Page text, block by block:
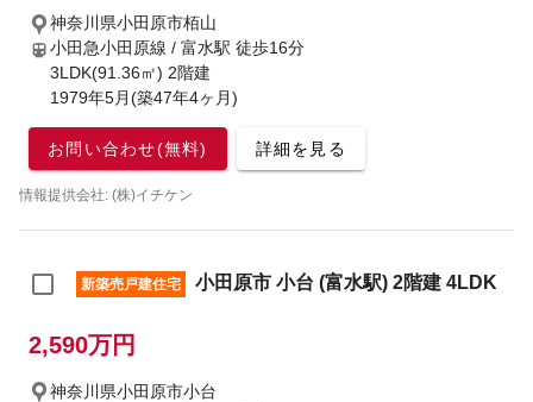
神奈川県小田原市栢山
小田急小田原線 / 富水駅 徒歩16分
3LDK(91.36㎡) 2階建
1979年5月(築47年4ヶ月)
お問い合わせ(無料) 詳細を見る
情報提供会社: (株)イチケン
新築売戸建住宅 小田原市 小台 (富水駅) 2階建 4LDK
2,590万円
神奈川県小田原市小台